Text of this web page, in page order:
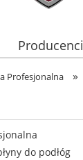
Producenci
Profesjonalna »
do podłóg